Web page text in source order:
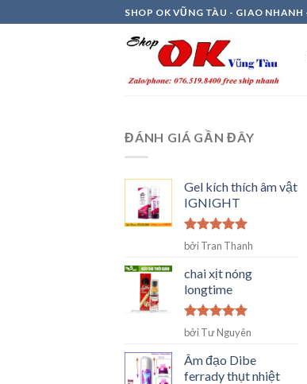
to
SHOP OK VŨNG TÀU - GIAO NHANH
ĐÁNH GIÁ GẦN ĐÂY
Gel kích thích âm vật
IGNIGHT
Được xếp
sao
bởi Tran Thanh
chai xịt nóng
longtime
Được xếp
5
sao
bởi Tư Nguyên
Âm đạo Dibe
ferrady thụt nhiệt